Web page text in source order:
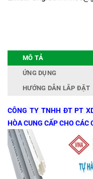
MÔ TẢ
ỨNG DỤNG
HƯỚNG DẪN LẮP ĐẶT
CÔNG TY TNHH ĐT PT
HÒA CUNG CẤP CHO CÁC